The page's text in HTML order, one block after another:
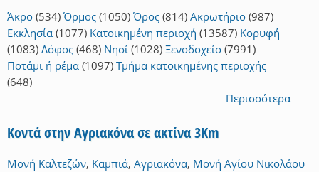
Άκρο (534) Όρμος (1050) Όρος (814) Ακρωτήριο (987)
Εκκλησία (1077) Κατοικημένη περιοχή (13587) Κορυφή
(1083) Λόφος (468) Νησί (1028) Ξενοδοχείο (7991)
Ποτάμι ή ρέμα (1097) Τμήμα κατοικημένης περιοχής
(648)
Περισσότερα
Κοντά στην Αγριακόνα σε ακτίνα 3Km
Μονή Καλτεζών, Καμπιά, Αγριακόνα, Μονή Αγίου Νικολάου